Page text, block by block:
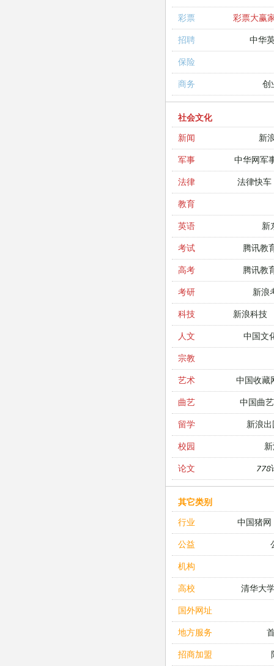
彩票 彩票大赢
招聘 中华
保险
商务 创
社会文化
新闻
新
军事 中华网军
法律 法律快车
教育
英语 新
考试 腾讯教
高考 腾讯教
考研 新浪
科技 新浪科技
人文 中国文
宗教
艺术 中国收藏
曲艺 中国曲
留学 新浪
校园
论文 778
其它类别
行业
中国猪网
公益
机构
高校 清华大
国外网址
地方服务
招商加盟